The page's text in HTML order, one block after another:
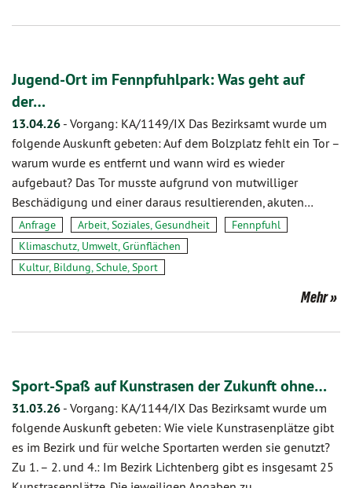
Jugend-Ort im Fennpfuhlpark: Was geht auf
der…
13.04.26 - Vorgang: KA/1149/IX Das Bezirksamt wurde um
folgende Auskunft gebeten: Auf dem Bolzplatz fehlt ein Tor –
warum wurde es entfernt und wann wird es wieder
aufgebaut? Das Tor musste aufgrund von mutwilliger
Beschädigung und einer daraus resultierenden, akuten…
Anfrage Arbeit, Soziales, Gesundheit
Fennpfuhl
Klimaschutz, Umwelt, Grünflächen
Kultur, Bildung, Schule, Sport
Mehr
Sport-Spaß auf Kunstrasen der Zukunft ohne…
31.03.26 - Vorgang: KA/1144/IX Das Bezirksamt wurde um
folgende Auskunft gebeten: Wie viele Kunstrasenplätze gibt
es im Bezirk und für welche Sportarten werden sie genutzt?
Zu 1. – 2. und 4.: Im Bezirk Lichtenberg gibt es insgesamt 25